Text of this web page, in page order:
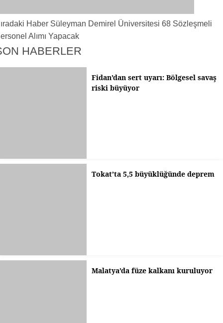
Haber Süleyman Demirel Üniversitesi 68 Sözleşmeli
Alımı Yapacak
HABERLER
Fidan’dan sert uyarı: Bölgesel savaş
riski büyüyor
Tokat’ta 5,5 büyüklüğünde deprem
Malatya’da füze kalkanı kuruluyor